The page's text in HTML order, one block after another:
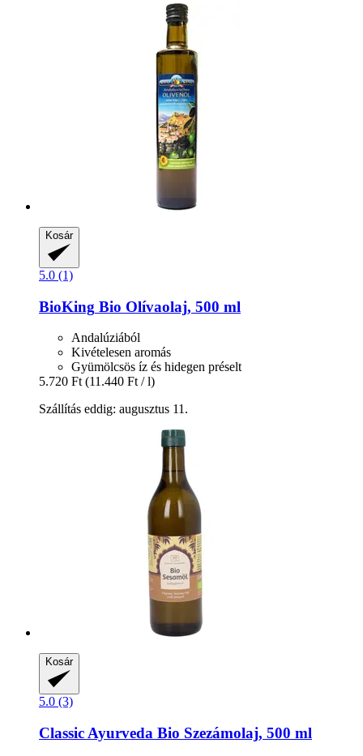
Kosár
5.0 (1)
BioKing Bio Olívaolaj, 500 ml
Andalúziából
Kivételesen aromás
Gyümölcsös íz és hidegen préselt
5.720 Ft (11.440 Ft / l)
Szállítás eddig: augusztus 11.
Kosár
5.0 (3)
Classic Ayurveda Bio Szezámolaj, 500 ml